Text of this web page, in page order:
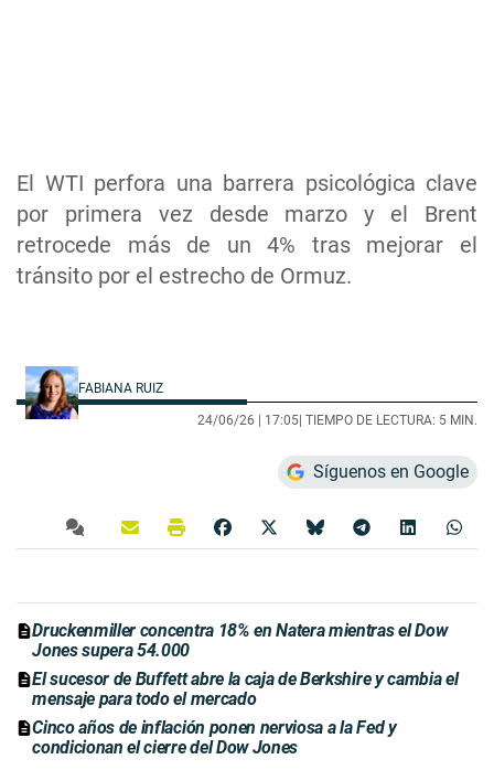
El WTI perfora una barrera psicológica clave
por primera vez desde marzo y el Brent
retrocede más de un 4% tras mejorar el
tránsito por el estrecho de Ormuz.
FABIANA RUIZ
24/06/26 | 17:05| TIEMPO DE LECTURA: 5 MIN.
Síguenos en Google
Druckenmiller concentra 18% en Natera mientras el Dow
Jones supera 54.000
El sucesor de Buffett abre la caja de Berkshire y cambia el
mensaje para todo el mercado
Cinco años de inflación ponen nerviosa a la Fed y
condicionan el cierre del Dow Jones